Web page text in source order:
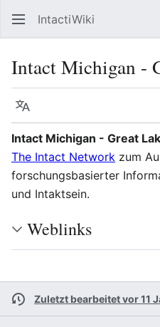
IntactiWiki
Intact Michigan -
Sprache
Intact Michigan - Great
The Intact Network zum
forschungsbasierter
und Intaktsein.
Weblinks
Zuletzt bearbeitet vor 11